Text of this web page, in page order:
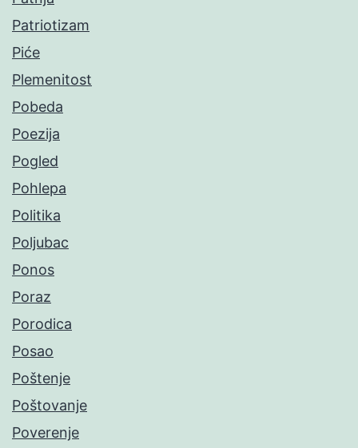
Patriotizam
Piće
Plemenitost
Pobeda
Poezija
Pogled
Pohlepa
Politika
Poljubac
Ponos
Poraz
Porodica
Posao
Poštenje
Poštovanje
Poverenje